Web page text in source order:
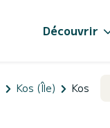
Découvrir
Kos (Île) Kos